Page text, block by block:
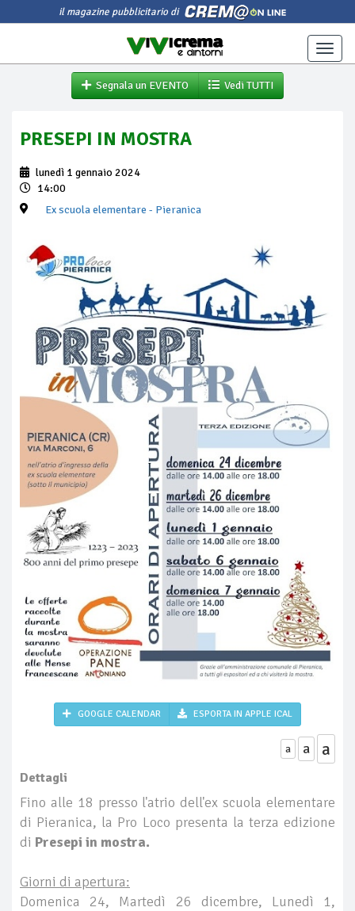
il magazine pubblicitario di
Toggle
Segnala un EVENTO
Vedi TUTTI
PRESEPI IN MOSTRA
lunedì 1 gennaio 2024
14:00
Ex scuola elementare - Pieranica
GOOGLE CALENDAR ESPORTA IN APPLE ICAL
a a a
Dettagli
Fino alle 18 presso l'atrio dell'ex scuola elementare
di Pieranica, la Pro Loco presenta la terza edizione
di Presepi in mostra.
Giorni di apertura:
Domenica 24, Martedì 26 dicembre, Lunedì 1,